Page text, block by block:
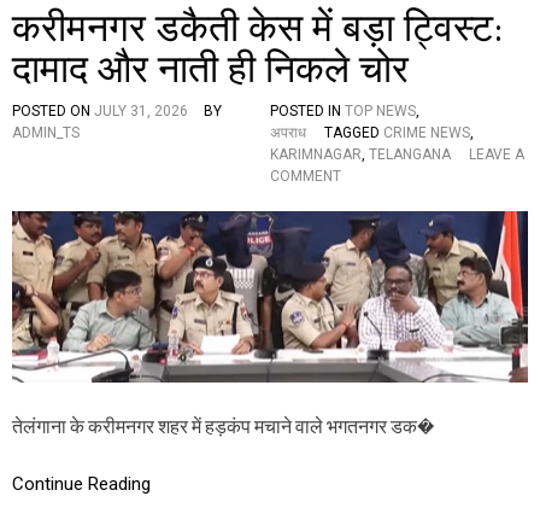
करीमनगर डकैती केस में बड़ा ट्विस्ट:
दामाद और नाती ही निकले चोर
POSTED ON JULY 31, 2026
BY
ADMIN_TS
POSTED IN TOP NEWS,
अपराध
TAGGED CRIME NEWS,
KARIMNAGAR, TELANGANA
LEAVE A
COMMENTO
क
री
म
न
ग
र
ड
कै
स
तेलंगाना के करीमनगर शहर में हड़कंप मचाने वाले भगतनगर डक�
Continue Reading